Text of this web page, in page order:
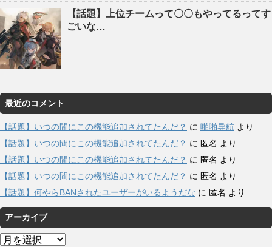
【話題】上位チームって〇〇もやってるってす
ごいな…
最近のコメント
【話題】いつの間にこの機能追加されてたんだ？ に 啪啪导航 より
【話題】いつの間にこの機能追加されてたんだ？ に 匿名 より
【話題】いつの間にこの機能追加されてたんだ？ に 匿名 より
【話題】いつの間にこの機能追加されてたんだ？ に 匿名 より
【話題】何やらBANされたユーザーがいるようだな に 匿名 より
アーカイブ
ア